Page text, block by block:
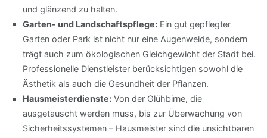
und glänzend zu halten.
Garten- und Landschaftspflege: Ein gut gepflegter
Garten oder Park ist nicht nur eine Augenweide, sondern
trägt auch zum ökologischen Gleichgewicht der Stadt bei.
Professionelle Dienstleister berücksichtigen sowohl die
Ästhetik als auch die Gesundheit der Pflanzen.
Hausmeisterdienste: Von der Glühbirne, die
ausgetauscht werden muss, bis zur Überwachung von
Sicherheitssystemen – Hausmeister sind die unsichtbaren